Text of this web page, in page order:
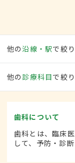
他の沿線・駅で絞
他の 診療科目で絞
歯科について
歯科とは、臨床
して、予防・診